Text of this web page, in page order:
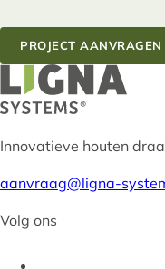
PROJECT AANVRAGEN
Innovatieve houten
aanvraag@ligna-
Volg ons